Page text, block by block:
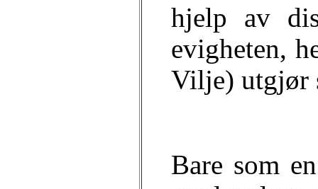
hjelp av
evigheten,
Vilje) utgjør
Bare som